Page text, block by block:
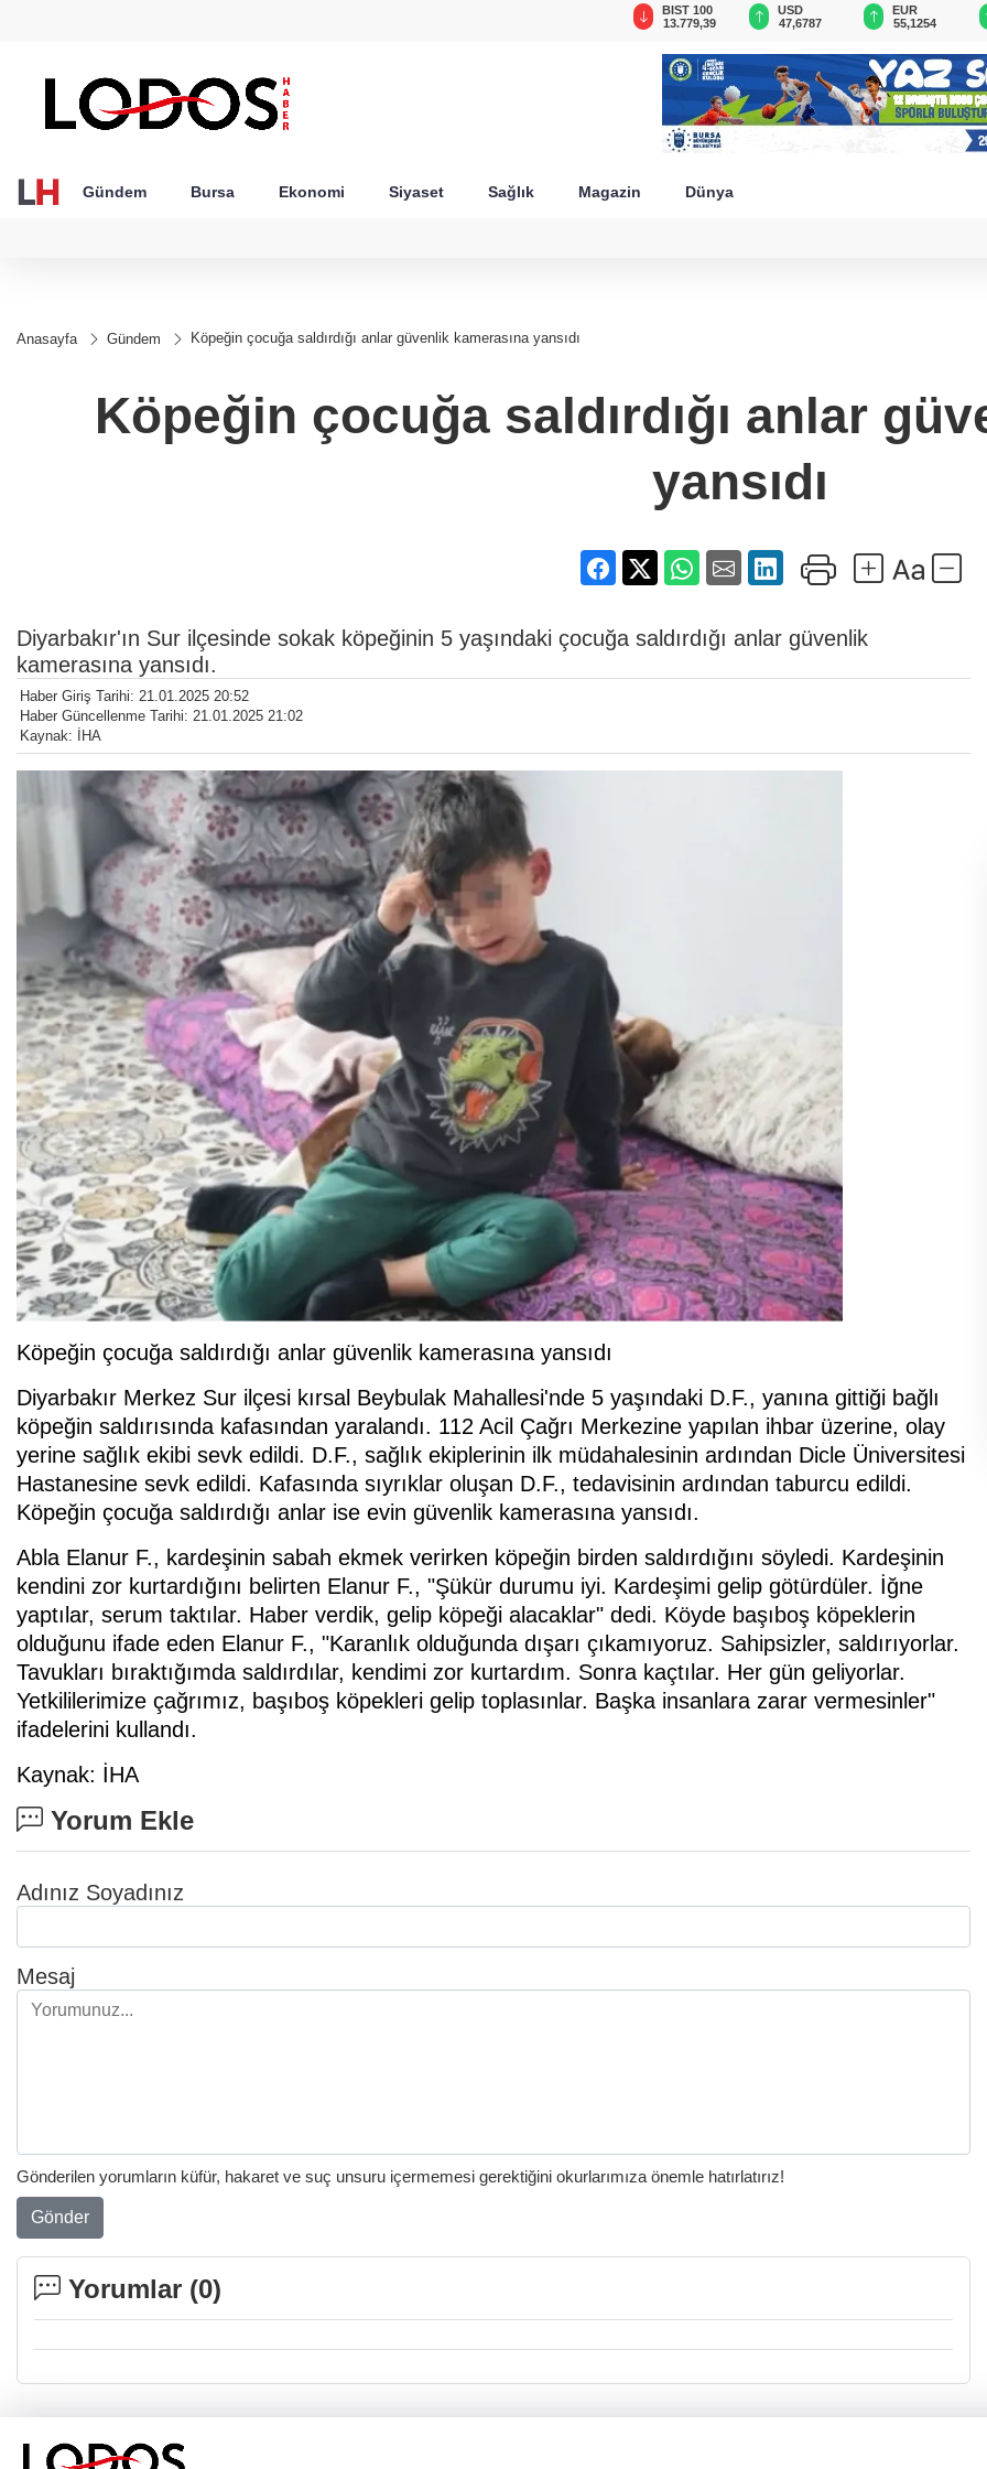
BIST 100
13.779,39
USD
47,6787
EUR
55,1254
Gündem Bursa Ekonomi Siyaset Sağlık Magazin Dünya
Anasayfa Gündem Köpeğin çocuğa saldırdığı anlar güvenlik kamerasına yansıdı
Köpeğin çocuğa saldırdığı anlar
yansıdı
Diyarbakır'ın Sur ilçesinde sokak köpeğinin 5 yaşındaki çocuğa saldırdığı anlar güvenlik
kamerasına yansıdı.
Haber Giriş Tarihi: 21.01.2025 20:52
Haber Güncellenme Tarihi: 21.01.2025 21:02
Kaynak: İHA
Köpeğin çocuğa saldırdığı anlar güvenlik kamerasına yansıdı
Diyarbakır Merkez Sur ilçesi kırsal Beybulak Mahallesi'nde 5 yaşındaki D.F., yanına gittiği bağlı
köpeğin saldırısında kafasından yaralandı. 112 Acil Çağrı Merkezine yapılan ihbar üzerine, olay
yerine sağlık ekibi sevk edildi. D.F., sağlık ekiplerinin ilk müdahalesinin ardından Dicle Üniversitesi
Hastanesine sevk edildi. Kafasında sıyrıklar oluşan D.F., tedavisinin ardından taburcu edildi.
Köpeğin çocuğa saldırdığı anlar ise evin güvenlik kamerasına yansıdı.
Abla Elanur F., kardeşinin sabah ekmek verirken köpeğin birden saldırdığını söyledi. Kardeşinin
kendini zor kurtardığını belirten Elanur F., "Şükür durumu iyi. Kardeşimi gelip götürdüler. İğne
yaptılar, serum taktılar. Haber verdik, gelip köpeği alacaklar" dedi. Köyde başıboş köpeklerin
olduğunu ifade eden Elanur F., "Karanlık olduğunda dışarı çıkamıyoruz. Sahipsizler, saldırıyorlar.
Tavukları bıraktığımda saldırdılar, kendimi zor kurtardım. Sonra kaçtılar. Her gün geliyorlar.
Yetkililerimize çağrımız, başıboş köpekleri gelip toplasınlar. Başka insanlara zarar vermesinler"
ifadelerini kullandı.
Kaynak: İHA
Yorum Ekle
Adınız Soyadınız
Mesaj
Gönderilen yorumların küfür, hakaret ve suç unsuru içermemesi gerektiğini okurlarımıza önemle hatırlatırız!
Gönder
Yorumlar (0)